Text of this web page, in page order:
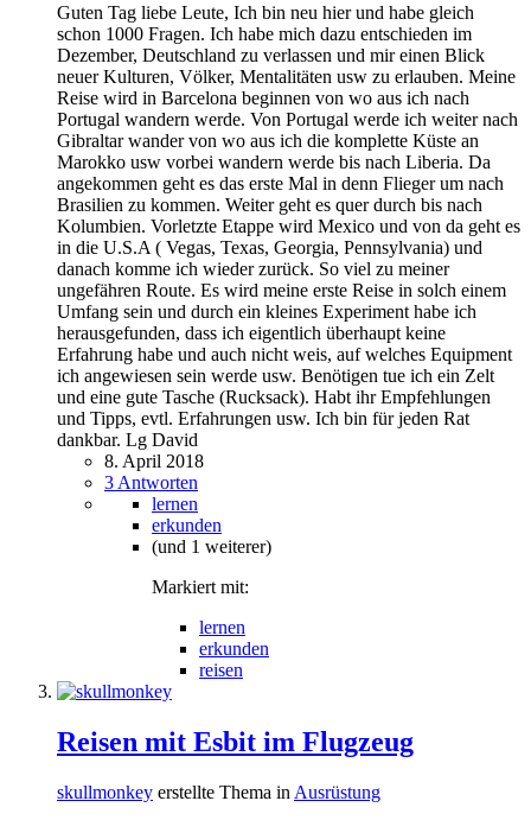
Guten Tag liebe Leute, Ich bin neu hier und habe gleich
schon 1000 Fragen. Ich habe mich dazu entschieden im
Dezember, Deutschland zu verlassen und mir einen Blick
neuer Kulturen, Völker, Mentalitäten usw zu erlauben. Meine
Reise wird in Barcelona beginnen von wo aus ich nach
Portugal wandern werde. Von Portugal werde ich weiter nach
Gibraltar wander von wo aus ich die komplette Küste an
Marokko usw vorbei wandern werde bis nach Liberia. Da
angekommen geht es das erste Mal in denn Flieger um nach
Brasilien zu kommen. Weiter geht es quer durch bis nach
Kolumbien. Vorletzte Etappe wird Mexico und von da geht es
in die U.S.A ( Vegas, Texas, Georgia, Pennsylvania) und
danach komme ich wieder zurück. So viel zu meiner
ungefähren Route. Es wird meine erste Reise in solch einem
Umfang sein und durch ein kleines Experiment habe ich
herausgefunden, dass ich eigentlich überhaupt keine
Erfahrung habe und auch nicht weis, auf welches Equipment
ich angewiesen sein werde usw. Benötigen tue ich ein Zelt
und eine gute Tasche (Rucksack). Habt ihr Empfehlungen
und Tipps, evtl. Erfahrungen usw. Ich bin für jeden Rat
dankbar. Lg David
8. April 2018
3 Antworten
lernen
erkunden
(und 1 weiterer)
Markiert mit:
lernen
erkunden
reisen
Reisen mit Esbit im Flugzeug
skullmonkey erstellte Thema in Ausrüstung